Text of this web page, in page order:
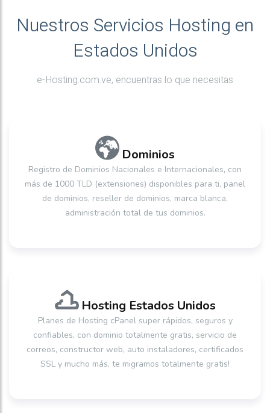
Nuestros Servicios Hosting en
Estados Unidos
e-Hosting.com.ve, encuentras lo que necesitas
Dominios
Registro de Dominios Nacionales e Internacionales, con
más de 1000 TLD (extensiones) disponibles para ti, panel
de dominios, reseller de dominios, marca blanca,
administración total de tus dominios.
Hosting Estados Unidos
Planes de Hosting cPanel super rápidos, seguros y
confiables, con dominio totalmente gratis, servicio de
correos, constructor web, auto instaladores, certificados
SSL y mucho más, te migramos totalmente gratis!